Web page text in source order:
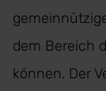
dem Bereich
können. Der